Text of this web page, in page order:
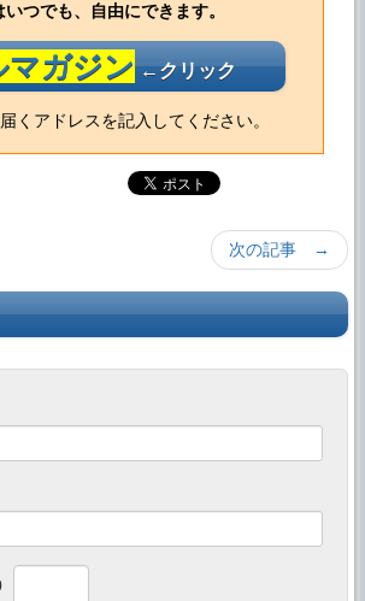
つでも、自由にできます。
マガジン←クリック
くアドレスを記入してください。
次の記事 →